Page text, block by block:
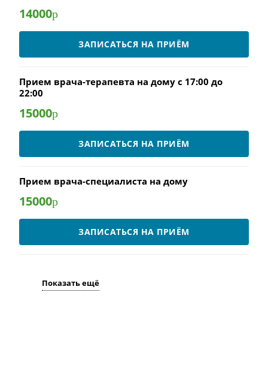
14000р
ЗАПИСАТЬСЯ НА ПРИЁМ
Прием врача-терапевта на дому с 17:00 до
22:00
15000р
ЗАПИСАТЬСЯ НА ПРИЁМ
Прием врача-специалиста на дому
15000р
ЗАПИСАТЬСЯ НА ПРИЁМ
Показать ещё